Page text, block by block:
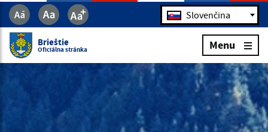
Jazyk Slovenčina
Brieštie
Oficiálna stránka Menu